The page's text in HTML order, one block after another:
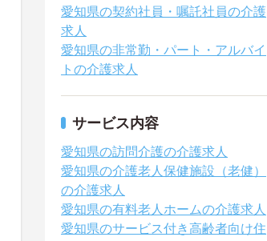
愛知県の契約社員・嘱託社員の介護
求人
愛知県の非常勤・パート・アルバイ
トの介護求人
サービス内容
愛知県の訪問介護の介護求人
愛知県の介護老人保健施設（老健）
の介護求人
愛知県の有料老人ホームの介護求人
愛知県のサービス付き高齢者向け住